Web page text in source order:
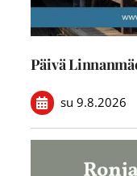
Päivä
su 9.8.2026